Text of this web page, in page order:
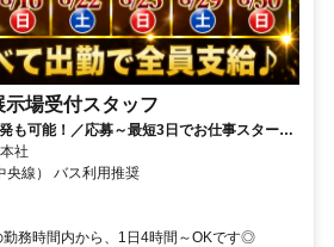
場受付スタッフ
も可能！／応募～最短3日でお仕事スタート
み！
社
JR中央線） バス利用推奨
勤務時間内から、1日4時間～OKです◎